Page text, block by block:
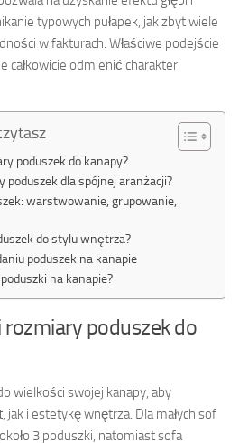
typowych pułapek, jak zbyt wiele
w fakturach. Właściwe podejście
całkowicie odmienić charakter
poduszek do kanapy?
poduszek dla spójnej aranżacji?
warstwowanie, grupowanie,
do stylu wnętrza?
poduszek na kanapie
na kanapie?
rozmiary poduszek do
wielkości swojej kanapy, aby
, jak i estetykę wnętrza. Dla małych sof
3 poduszki, natomiast sofa